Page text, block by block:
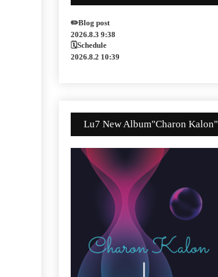
✏️Blog post
2026.8.3 9:38
🗓Schedule
2026.8.2 10:39
Lu7 New Album"Charon Kalon"